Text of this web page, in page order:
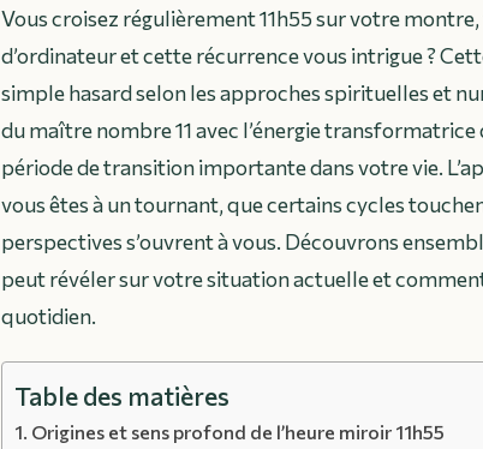
Vous croisez régulièrement 11h55 sur votre
d’ordinateur et cette récurrence vous intrigue ?
simple hasard selon les approches spirituelles et
du maître nombre 11 avec l’énergie
période de transition importante dans votre vie.
vous êtes à un tournant, que certains cycles
perspectives s’ouvrent à vous. Découvrons
peut révéler sur votre situation actuelle et
quotidien.
Table des matières
Origines et sens profond de l’heure miroir 11h55